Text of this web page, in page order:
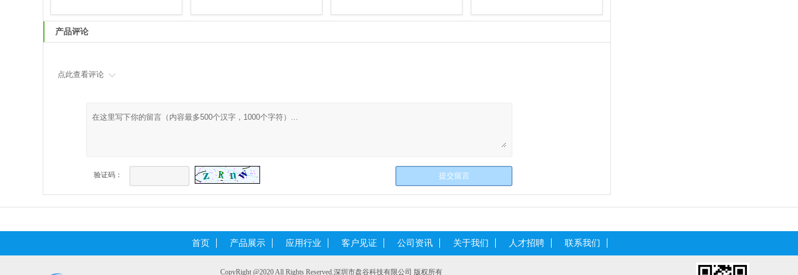
产品评论
点此查看评论
验证码：
首页 产品展示 应用行业 客户见证 公司资讯 关于我们 人才招聘 联系我们
CopyRight @2020 All Rights Reserved.深圳市盘谷科技有限公司 版权所有